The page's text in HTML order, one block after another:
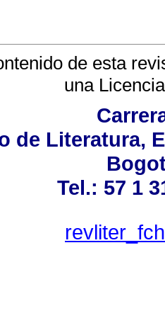
de esta
una
de Literatura,
Tel.: 57 1